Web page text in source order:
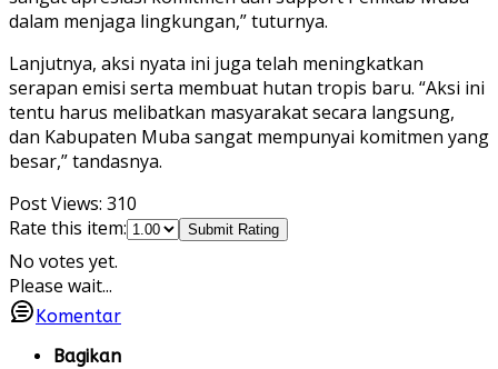
dalam menjaga lingkungan,” tuturnya.
Lanjutnya, aksi nyata ini juga telah meningkatkan
serapan emisi serta membuat hutan tropis baru. “Aksi ini
tentu harus melibatkan masyarakat secara langsung,
dan Kabupaten Muba sangat mempunyai komitmen yang
besar,” tandasnya.
Post Views: 310
Rate this item:
Submit Rating
No votes yet.
Please wait...
Komentar
Bagikan